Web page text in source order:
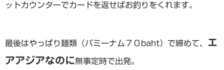
ットカウンターでカードを返せばお釣りをくれます。
最後はやっぱり麺類（バミーナム７０baht）で締めて、
エ
アアジアなのに無事定時で出発。